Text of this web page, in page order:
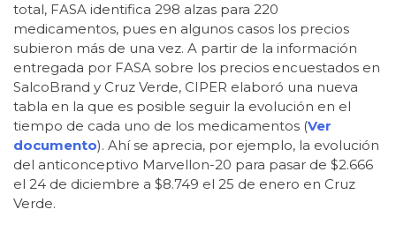
total, FASA identifica 298 alzas para 220
medicamentos, pues en algunos casos los precios
subieron más de una vez. A partir de la información
entregada por FASA sobre los precios encuestados en
SalcoBrand y Cruz Verde, CIPER elaboró una nueva
tabla en la que es posible seguir la evolución en el
tiempo de cada uno de los medicamentos (Ver
documento). Ahí se aprecia, por ejemplo, la evolución
del anticonceptivo Marvellon-20 para pasar de $2.666
el 24 de diciembre a $8.749 el 25 de enero en Cruz
Verde.